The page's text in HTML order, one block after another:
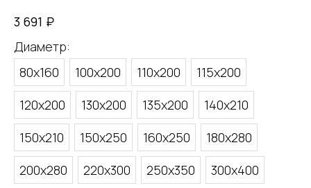
3 691 ₽
Диаметр:
80х160
100х200 110х200
115х200
120х200
130х200 135х200
140х210
150х210
150х250 160х250
180х280
200х280
220х300 250х350 300х400